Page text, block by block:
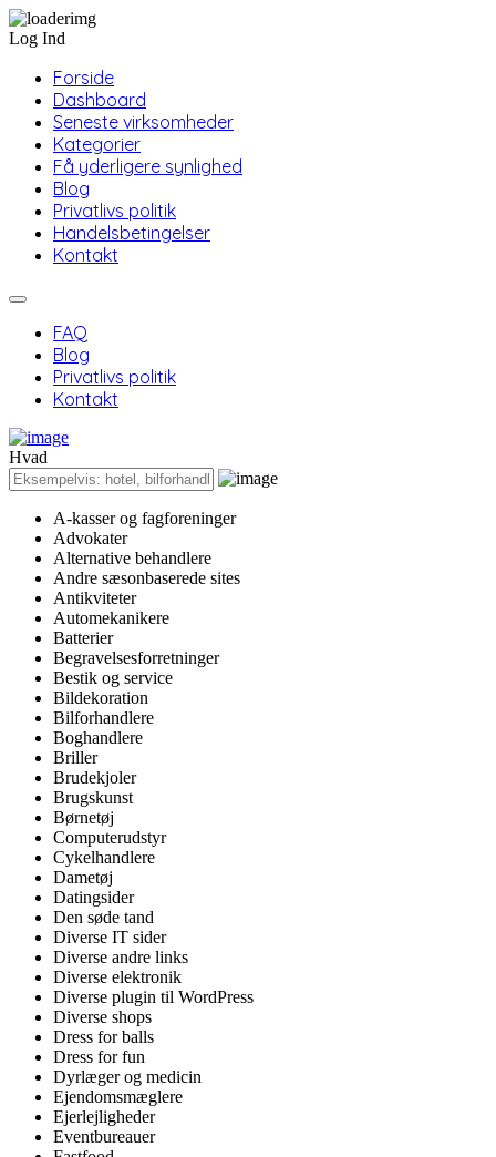
Log Ind
Forside
Dashboard
Seneste virksomheder
Kategorier
Få yderligere synlighed
Blog
Privatlivs politik
Handelsbetingelser
Kontakt
FAQ
Blog
Privatlivs politik
Kontakt
Hvad
A-kasser og fagforeninger
Advokater
Alternative behandlere
Andre sæsonbaserede sites
Antikviteter
Automekanikere
Batterier
Begravelsesforretninger
Bestik og service
Bildekoration
Bilforhandlere
Boghandlere
Briller
Brudekjoler
Brugskunst
Børnetøj
Computerudstyr
Cykelhandlere
Dametøj
Datingsider
Den søde tand
Diverse IT sider
Diverse andre links
Diverse elektronik
Diverse plugin til WordPress
Diverse shops
Dress for balls
Dress for fun
Dyrlæger og medicin
Ejendomsmæglere
Ejerlejligheder
Eventbureauer